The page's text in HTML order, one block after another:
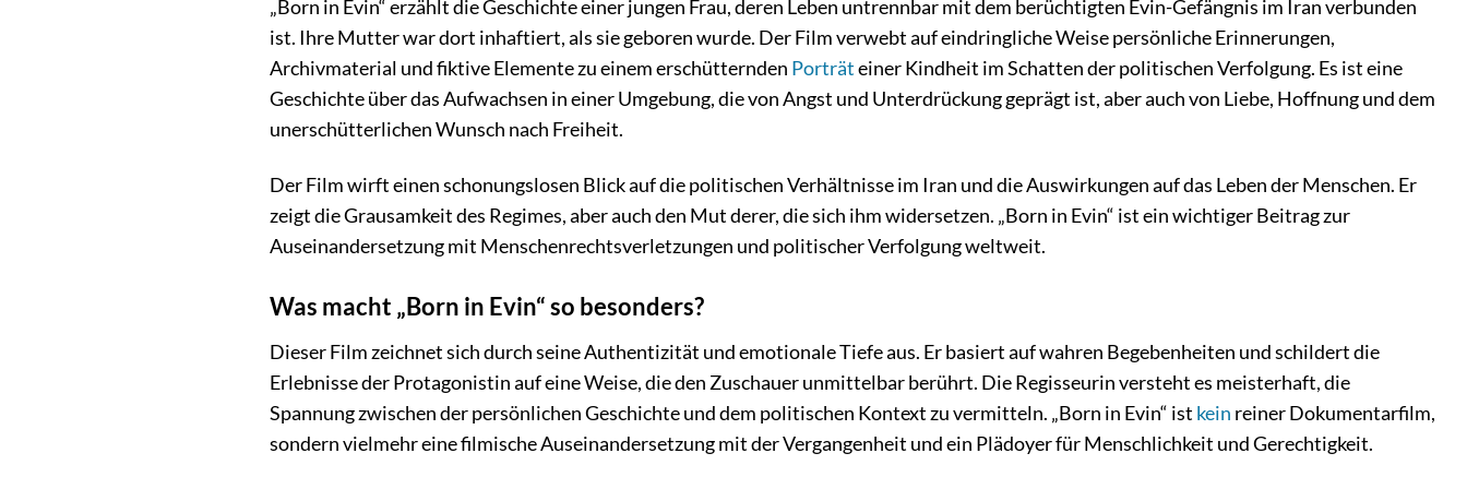
„Born in Evin“ erzählt die Geschichte einer jungen Frau, deren Leben untrennbar mit dem berüchtigten Evin-Gefängnis im Iran verbunden
ist. Ihre Mutter war dort inhaftiert, als sie geboren wurde. Der Film verwebt auf eindringliche Weise persönliche Erinnerungen,
Archivmaterial und fiktive Elemente zu einem erschütternden Porträteiner Kindheit im Schatten der politischen Verfolgung. Es ist eine
Geschichte über das Aufwachsen in einer Umgebung, die von Angst und Unterdrückung geprägt ist, aber auch von Liebe, Hoffnung und dem
unerschütterlichen Wunsch nach Freiheit.
Der Film wirft einen schonungslosen Blick auf die politischen Verhältnisse im Iran und die Auswirkungen auf das Leben der Menschen. Er
zeigt die Grausamkeit des Regimes, aber auch den Mut derer, die sich ihm widersetzen. „Born in Evin“ ist ein wichtiger Beitrag zur
Auseinandersetzung mit Menschenrechtsverletzungen und politischer Verfolgung weltweit.
Was macht „Born in Evin“ so besonders?
Dieser Film zeichnet sich durch seine Authentizität und emotionale Tiefe aus. Er basiert auf wahren Begebenheiten und schildert die
Erlebnisse der Protagonistin auf eine Weise, die den Zuschauer unmittelbar berührt. Die Regisseurin versteht es meisterhaft, die
Spannung zwischen der persönlichen Geschichte und dem politischen Kontext zu vermitteln. „Born in Evin“ ist kein reiner Dokumentarfilm,
sondern vielmehr eine filmische Auseinandersetzung mit der Vergangenheit und ein Plädoyer für Menschlichkeit und Gerechtigkeit.